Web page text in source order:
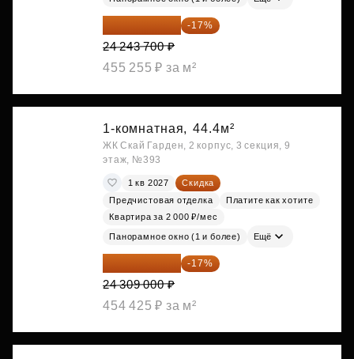
20 122 271 ₽ -17%
24 243 700 ₽
455 255 ₽ за м²
1-комнатная, 44.4м²
ЖК Скай Гарден, 2 корпус, 3 секция, 9
этаж, №393
1 кв 2027
Скидка
Предчистовая отделка
Платите как хотите
Квартира за 2 000 ₽/мес
Панорамное окно (1 и более) Ещё
20 176 470 ₽ -17%
24 309 000 ₽
454 425 ₽ за м²